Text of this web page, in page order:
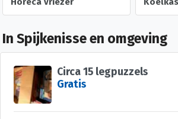
In Spijkenisse en omgeving
Circa 15 legpuzzels
Gratis